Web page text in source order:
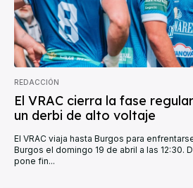
REDACCIÓN
El VRAC cierra la fase
un derbi de alto voltaje
El VRAC viaja hasta Burgos para
Burgos el domingo 19 de abril a las 12:30.
pone fin...